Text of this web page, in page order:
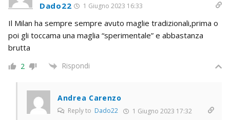
Dado22 1 Giugno 2023 16:33
Il Milan ha sempre sempre avuto maglie tradizionali,prima o
poi gli toccama una maglia “sperimentale” e abbastanza
brutta
2 Rispondi
Andrea Carenzo
Reply to Dado22 1 Giugno 2023 17:32